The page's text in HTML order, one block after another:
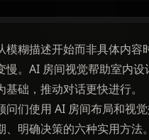
模糊描述开始而非具体内容
慢。AI 房间视觉帮助室内设
基础，推动对话更快进行。
问们使用 AI 房间布局和视
、明确决策的六种实用方法。